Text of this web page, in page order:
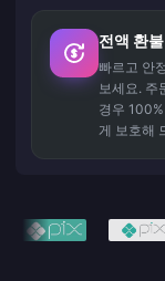
전액 환
빠르고 안
보세요. 주
경우
게 보호해